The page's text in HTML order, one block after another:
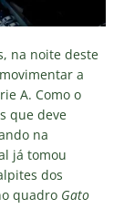
na noite deste
a
A. Como o
que deve
na
já tomou
dos
quadro Gato